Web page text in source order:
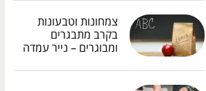
צמחונות וטבעונות
בקרב מתבגרים
ומבוגרים – נייר עמדה